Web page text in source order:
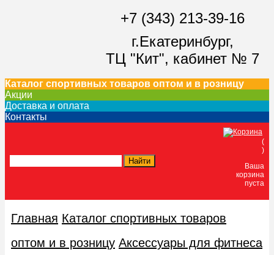
+7 (343) 213-39-16
г.Екатеринбург,
ТЦ "Кит", кабинет № 7
Каталог спортивных товаров оптом и в розницу
Акции
Доставка и оплата
Контакты
(
)
Ваша
корзина
пуста
Главная Каталог спортивных товаров
оптом и в розницу Аксессуары для фитнеса